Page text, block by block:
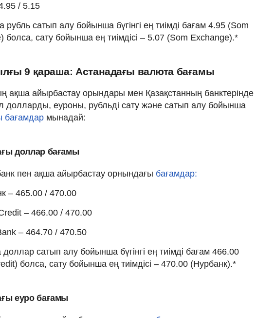
/ 5.15
сатып алу бойынша бүгінгі ең тиімді бағам 4.95 (Som
болса, сату бойынша ең тиімдісі – 5.07 (Som Exchange).*
9 қараша: Астанадағы валюта бағамы
ақша айырбастау орындары мен Қазақстанның банктерінде
долларды, еуроны, рубльді сату және сатып алу бойынша
бағамдар мынадай:
доллар бағамы
пен ақша айырбастау орнындағы бағамдар:
– 465.00 / 470.00
– 466.00 / 470.00
– 464.70 / 470.50
сатып алу бойынша бүгінгі ең тиімді бағам 466.00
болса, сату бойынша ең тиімдісі – 470.00 (Нурбанк).*
еуро бағамы